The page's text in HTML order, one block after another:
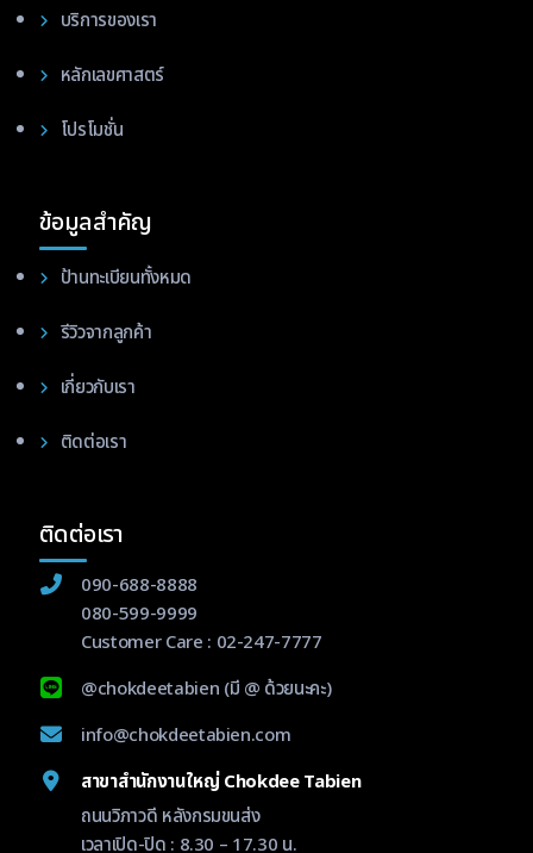
บริการของเรา
หลักเลขศาสตร์
โปรโมชั่น
ข้อมูลสำคัญ
ป้านทะเบียนทั้งหมด
รีวิวจากลูกค้า
เกี่ยวกับเรา
ติดต่อเรา
ติดต่อเรา
090-688-8888
080-599-9999
Customer Care : 02-247-7777
@chokdeetabien (มี @ ด้วยนะคะ)
info@chokdeetabien.com
สาขาสำนักงานใหญ่ Chokdee Tabien
ถนนวิภาวดี หลังกรมขนส่ง
เวลาเปิด-ปิด : 8.30 – 17.30 น.